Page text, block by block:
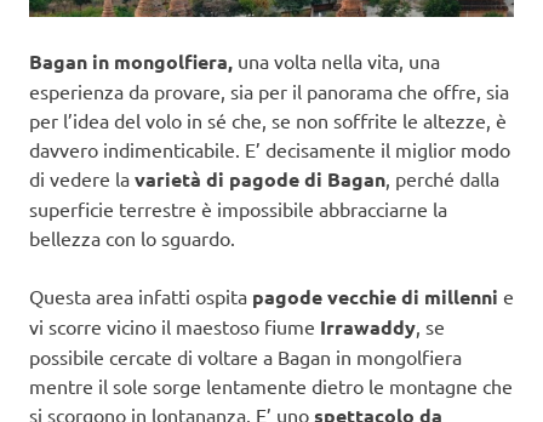
Bagan in mongolfiera, una volta nella vita, una
esperienza da provare, sia per il panorama che offre, sia
per l’idea del volo in sé che, se non soffrite le altezze, è
davvero indimenticabile. E’ decisamente il miglior modo
di vedere la varietà di pagode di Bagan, perché dalla
superficie terrestre è impossibile abbracciarne la
bellezza con lo sguardo.
Questa area infatti ospita pagode vecchie di millenni e
vi scorre vicino il maestoso fiume Irrawaddy, se
possibile cercate di voltare a Bagan in mongolfiera
mentre il sole sorge lentamente dietro le montagne che
si scorgono in lontananza. E’ uno spettacolo da